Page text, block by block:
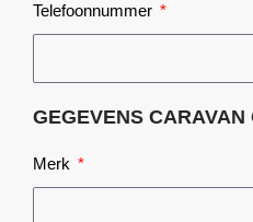
Telefoonnummer
GEGEVENS CARAVAN
Merk